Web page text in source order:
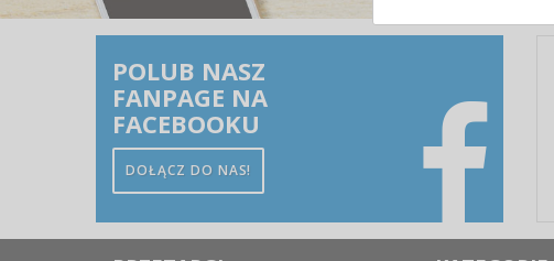
POLUB NASZ
FANPAGE NA
FACEBOOKU
DOŁĄCZ DO NAS!
Klauzula
Lista Zaufanych